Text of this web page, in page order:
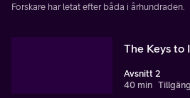
Forskare har letat efter båda i århundraden.
The Keys to
Avsnitt 2
40 min